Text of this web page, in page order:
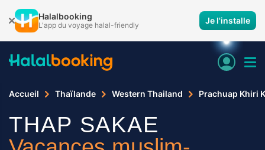
Halalbooking
L'app du voyage halal-friendly Je l'installe
Accueil Thaïlande Western Thailand Prachuap Khiri
THAP SAKAE